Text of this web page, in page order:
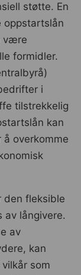
støtte. En
oppstartslån
være
formidler.
i
tilstrekkelig
kan
overkomme
den fleksible
av långivere.
av
kan
som